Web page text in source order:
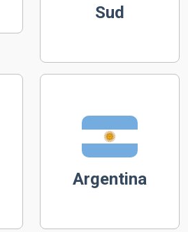
Sud
Argentina